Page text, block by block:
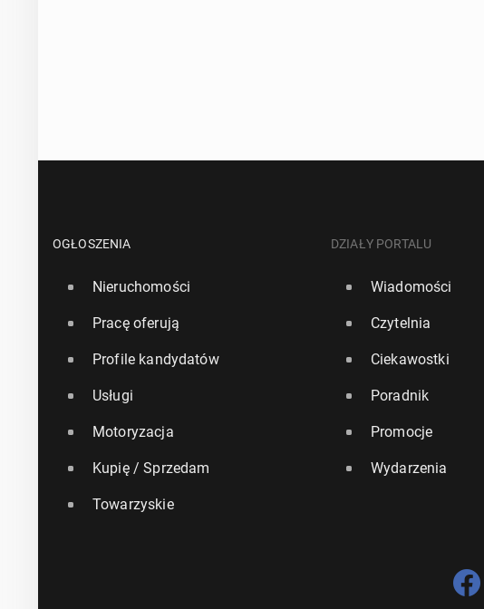
OGŁOSZENIA
Nieruchomości
Pracę oferują
Profile kandydatów
Usługi
Motoryzacja
Kupię / Sprzedam
Towarzyskie
DZIAŁY PORTALU
Wiadomości
Czytelnia
Ciekawostki
Poradnik
Promocje
Wydarzenia